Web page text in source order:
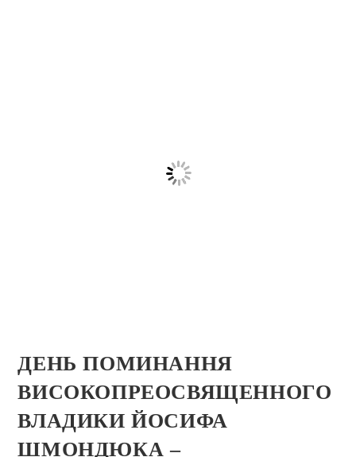
ДЕНЬ ПОМИНАННЯ
ВИСОКОПРЕОСВЯЩЕННОГО
ВЛАДИКИ ЙОСИФА
ШМОНДЮКА –